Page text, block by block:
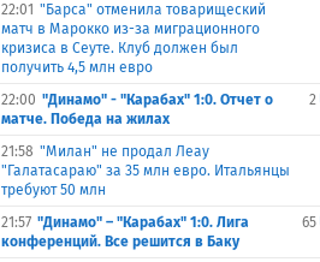
22:01 "Барса" отменила товарищеский
матч в Марокко из-за миграционного
кризиса в Сеуте. Клуб должен был
получить 4,5 млн евро
22:00 "Динамо" - "Карабах" 1:0. Отчет о
матче. Победа на жилах
2
21:58 "Милан" не продал Леау
"Галатасараю" за 35 млн евро. Итальянцы
требуют 50 млн
21:57 "Динамо" – "Карабах" 1:0. Лига
конференций. Все решится в Баку
65